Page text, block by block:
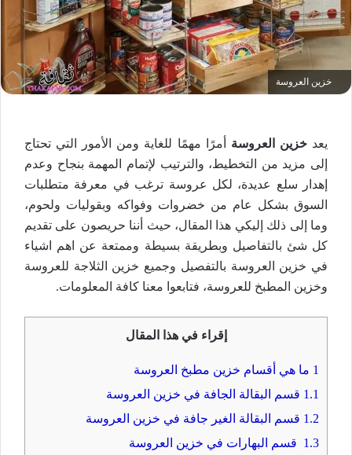
خزين العروسة
يعدخزين العروسة أمرًا مهمًا للغاية ومن الأمور التي تحتاج
إلى مزيد من التخطيط، والترتيب لإتمام المهمة بنجاح وعدم
إهدار سلع عديدة، لكل عروسة ترغب في معرفة متطلبات
السوق بشكل عام من خضروات وفواكه وبقوليات ولحوم،
وما إلى ذلك إليكي هذا المقال، حيث أننا حريصون على تقديم
كل شئ بالتفاصيل وبطريقة بسيطة وممتعة عن اهم اشياء
في خزين العروسة بالتفصيل وجميع خزين الثلاجة للعروسة
وخزين المطبخ للعروسة، فتابعوا معنا كافة المعلومات.
إقراء في هذا المقال
1 ما هي أقسام خزين مطبخ العروسة
1.1 قسم البقالة الجافة في خزين العروسة
1.2 قسم البقالة الغير جافة في خزين العروسة
1.3 قسم البهارات في خزين العروسة